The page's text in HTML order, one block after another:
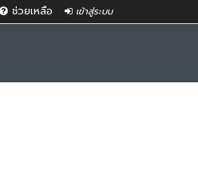
ช่วยเหลือ เข้าสู่ระบบ